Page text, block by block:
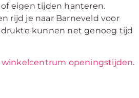
eigen tijden hanteren.
rijd je naar Barneveld voor
drukte kunnen net genoeg tijd
winkelcentrum openingstijden.